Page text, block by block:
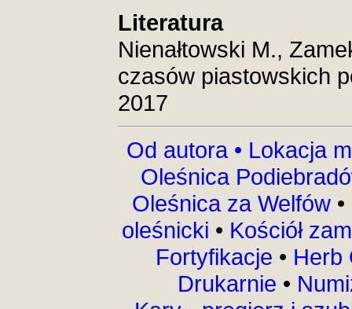
Literatura
Nienałtowski M.,
czasów piastowskich
2017
Od autora • Lokacja
Oleśnica
Oleśnica za Welfów •
oleśnicki • Kościół
Fortyfikacje • Herb
Drukarnie •